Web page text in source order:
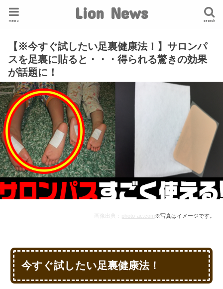
Lion News search
menu
【※今すぐ試したい足裏健康法！】サロンパ
スを足裏に貼ると・・・得られる驚きの効果
が話題に！
画像出典： photo-ac.com ※写真はイメージです。
今すぐ試したい足裏健康法！